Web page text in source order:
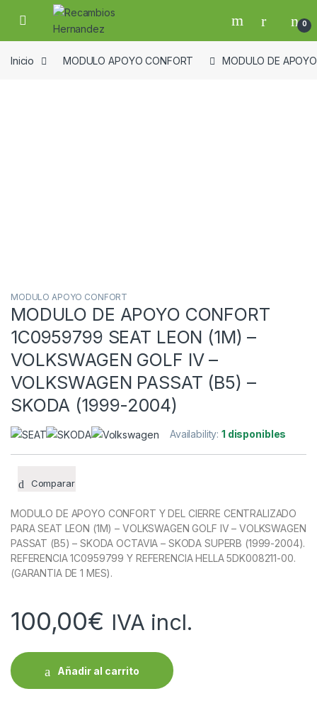
Skip to navigation
Skip to content
Open 0
Inicio MODULO APOYO CONFORT MODULO DE
MODULO APOYO CONFORT
MODULO DE APOYO CONFORT
1C0959799 SEAT LEON (1M) –
VOLKSWAGEN GOLF IV –
VOLKSWAGEN PASSAT (B5) –
SKODA (1999-2004)
Availability:1 disponibles
Comparar
MODULO DE APOYO CONFORT Y DEL CIERRE CENTRALIZADO
PARA SEAT LEON (1M) – VOLKSWAGEN GOLF IV – VOLKSWAGEN
PASSAT (B5) – SKODA OCTAVIA – SKODA SUPERB (1999-2004).
REFERENCIA 1C0959799 Y REFERENCIA HELLA 5DK008211-00.
(GARANTIA DE 1 MES).
100,00€ IVA incl.
Añadir al carrito